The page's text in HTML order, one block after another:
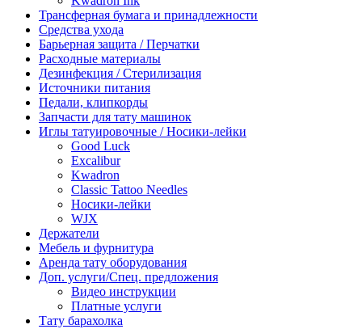
Трансферная бумага и принадлежности
Средства ухода
Барьерная защита / Перчатки
Расходные материалы
Дезинфекция / Стерилизация
Источники питания
Педали, клипкорды
Запчасти для тату машинок
Иглы татуировочные / Носики-лейки
Good Luck
Excalibur
Kwadron
Classic Tattoo Needles
Носики-лейки
WJX
Держатели
Мебель и фурнитура
Аренда тату оборудования
Доп. услуги/Спец. предложения
Видео инструкции
Платные услуги
Тату барахолка